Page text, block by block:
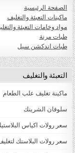
الصفحة الرئيسية
ماكينات التعبئة والتغليف
مواد وخامات التعبئة
طبات مرنة
طبات اندكشن سيل
التعبئة والتغليف
ماكينة تغليف علب الطعام
سلوفان الشرينك
سعر رولات اكياس
سعر رولات البلاستك